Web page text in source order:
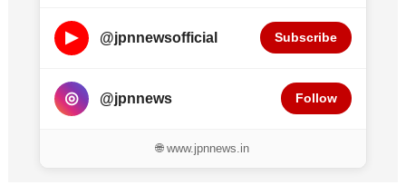
▶ @jpnnewsofficial Subscribe
◎ @jpnnews Follow
🌐 www.jpnnews.in